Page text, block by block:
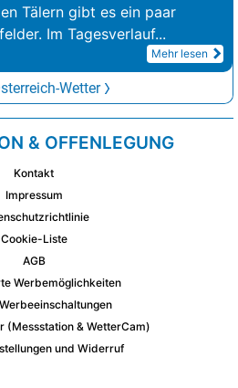
Tälern gibt es ein paar
Im Tagesverlauf...
Mehr lesen
Wetter
& OFFENLEGUNG
Kontakt
Impressum
Cookie-Liste
AGB
Werbemöglichkeiten
(Messstation & WetterCam)
und Widerruf